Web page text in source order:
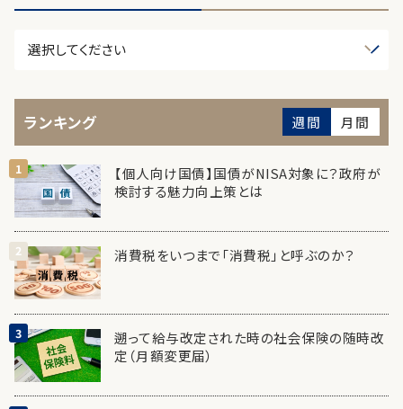
ランキング 週間 月間
【個人向け国債】国債がNISA対象に？政府が
検討する魅力向上策とは
消費税をいつまで「消費税」と呼ぶのか？
遡って給与改定された時の社会保険の随時改
定（月額変更届）